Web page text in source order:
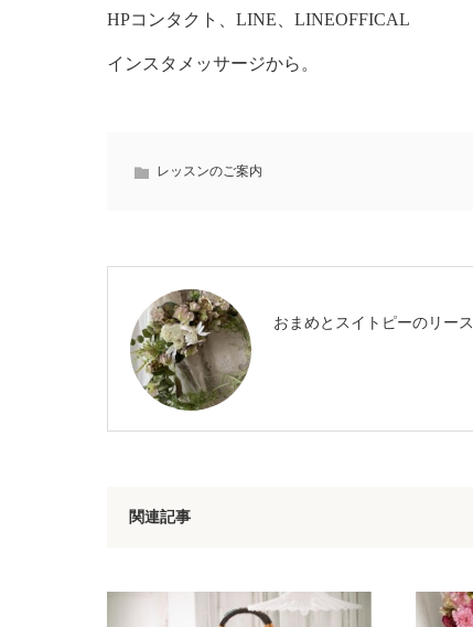
HPコンタクト、LINE、LINEOFFICAL
インスタメッサージから。
レッスンのご案内
おまめとスイトピーのリース
関連記事